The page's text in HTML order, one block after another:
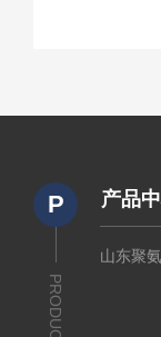
P
PRODUCTS
产品
山东聚